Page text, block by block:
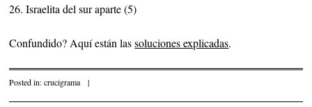
26. Israelita del sur aparte (5)
Confundido? Aquí están lassoluciones explicadas.
Posted in:crucigrama |